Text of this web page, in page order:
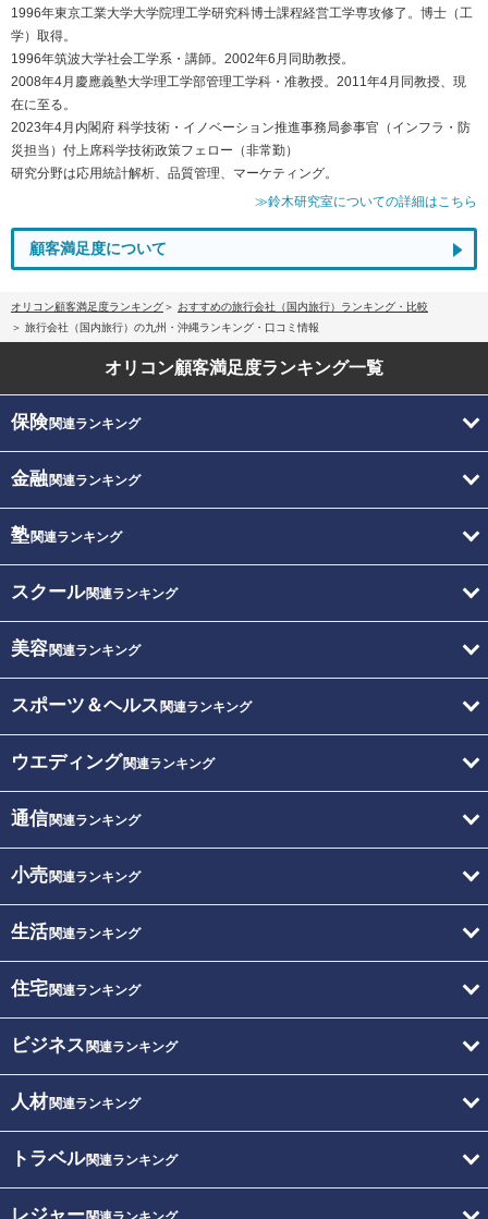
1996年東京工業大学大学院理工学研究科博士課程経営工学専攻修了。博士（工
学）取得。
1996年筑波大学社会工学系・講師。2002年6月同助教授。
2008年4月慶應義塾大学理工学部管理工学科・准教授。2011年4月同教授、現
在に至る。
2023年4月内閣府 科学技術・イノベーション推進事務局参事官（インフラ・防
災担当）付上席科学技術政策フェロー（非常勤）
研究分野は応用統計解析、品質管理、マーケティング。
≫鈴木研究室についての詳細はこちら
顧客満足度について
オリコン顧客満足度ランキング
おすすめの旅行会社（国内旅行）ランキング・比較
旅行会社（国内旅行）の九州・沖縄ランキング・口コミ情報
オリコン顧客満足度ランキング一覧
保険関連ランキング
金融関連ランキング
塾関連ランキング
スクール関連ランキング
美容関連ランキング
スポーツ＆ヘルス 関連ランキング
ウエディング関連ランキング
通信関連ランキング
小売関連ランキング
生活関連ランキング
住宅関連ランキング
ビジネス 関連ランキング
人材関連ランキング
トラベル関連ランキング